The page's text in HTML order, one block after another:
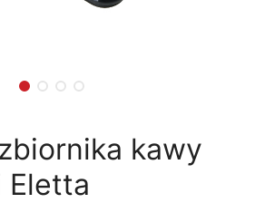
kawy
Eletta